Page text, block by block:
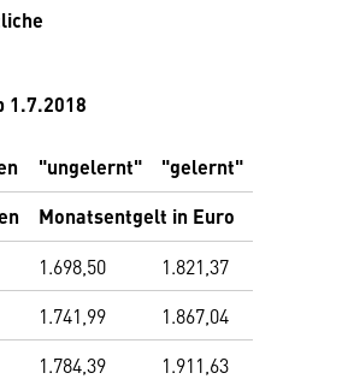
1.7.2018
"ungelernt"
"gelernt"
Monatsentgelt in Euro
1.698,50
1.821,37
1.741,99
1.867,04
1.784,39
1.911,63